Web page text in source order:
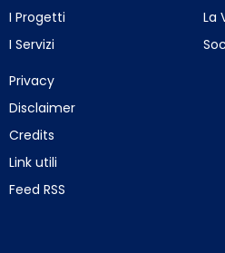
I Progetti
I Servizi
La
Privacy
Disclaimer
Credits
Link utili
Feed RSS